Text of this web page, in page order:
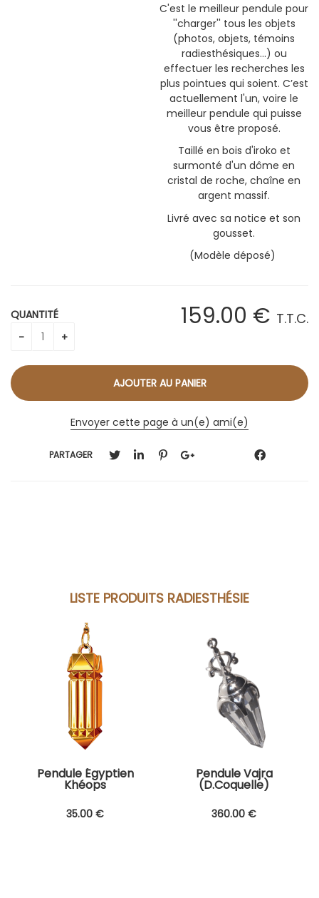
C'est le meilleur pendule pour
''charger'' tous les objets
(photos, objets, témoins
radiesthésiques...) ou
effectuer les recherches les
plus pointues qui soient. C’est
actuellement l'un, voire le
meilleur pendule qui puisse
vous être proposé.
Taillé en bois d'iroko et
surmonté d'un dôme en
cristal de roche, chaîne en
argent massif.
Livré avec sa notice et son
gousset.
(Modèle déposé)
159.00 € T.T.C.
QUANTITÉ
Envoyer cette page à un(e) ami(e)
PARTAGER
LISTE PRODUITS RADIESTHÉSIE
Pendule Égyptien
Khéops
35.00 €
Pendule Vajra
(D.Coquelle)
360.00 €